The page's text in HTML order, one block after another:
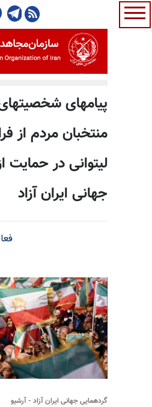
پیامهای
منتخبان مردم از
لیتوانی در حمایت
جهانی ایران آزاد
گردهمایی جهانی ایران آزاد - آرشیو